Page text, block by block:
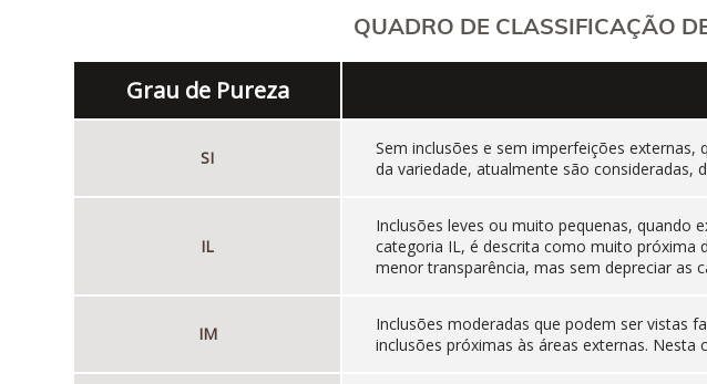
QUADRO DE CLASSIFICAÇÃO
Grau de Pureza
SI
Sem inclusões e sem imperfeições externas,
da variedade, atualmente são consideradas,
IL
Inclusões leves ou muito pequenas, quando
categoria IL, é descrita como muito próxima
menor transparência, mas sem depreciar as
IM
Inclusões moderadas que podem ser vistas
inclusões próximas às áreas externas.